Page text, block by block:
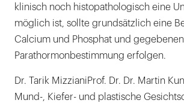
klinisch noch histopathologisch eine
möglich ist, sollte grundsätzlich eine
Calcium und Phosphat und
Parathormonbestimmung erfolgen.
Dr. Tarik MizzianiProf. Dr. Dr. Martin
Mund-, Kiefer- und plastische